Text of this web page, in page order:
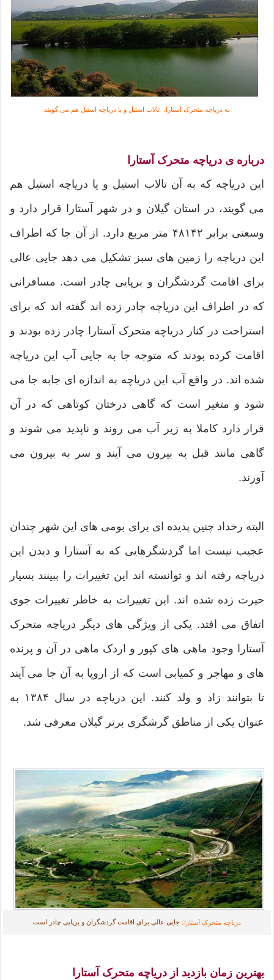
به دریاچه متحرک آستارا، تالاب استیل و یا دریاچه استیل هم می گویند
درباره ی دریاچه متحرک آستارا
این دریاچه که به آن تالاب استیل و یا دریاچه استیل هم
می گویند، در استان گیلان و در شهر آستارا قرار دارد و
وسعتی برابر ۴۸۱۴۲ متر مربع دارد. از آن جا که اطراف
این دریاچه را زمین های سبز تشکیل می دهد جایی عالی
برای اقامت گردشگران و برپایی چادر است. مسافرانی
که در اطراف این دریاچه چادر زده اند گفته اند که برای
استراحت در کنار دریاچه متحرک آستارا چادر زده بودند و
اقامت کرده بودند که متوجه جا به جایی آب این دریاچه
شده اند. در واقع آب این دریاچه به اندازه ای جابه جا می
شود و متغیر است که گاهی درختان کوتاهی که در آن
قرار دارد کاملا به زیر آب می روند و ناپدید می شوند و
گاهی مانند قبل به بیرون می آیند و سر به بیرون می
آورند.
البته رخداد چنین پدیده ای برای بومی های این شهر چندان
عجیب نیست اما گردشگرهایی که به آستارا و دیدن این
دریاچه رفته اند و توانسته اند این تغییرات را ببینند بسیار
حیرت زده شده اند. این تغییرات به خاطر تغییرات جوی
اتفاق می افتد. یکی از ویژگی های دیگر دریاچه متحرک
آستارا وجود ماهی های کپور و اردک ماهی در آن و پرنده
های و مهاجر و کمیابی است که از اروپا به آن جا می آیند
تا بتوانند زاد و ولد کنند. این دریاچه در سال ۱۳۸۴ به
عنوان یکی از مناطق گرشگری برتر گیلان معرفی شد.
دریاچه متحرک آستارا، جایی عالی برای اقامت گردشگران و برپایی چادر است
بهترین زمان بازدید از دریاچه متحرک آستارا